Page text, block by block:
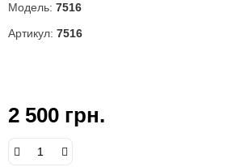
Модель: 7516
Артикул: 7516
2 500 грн.